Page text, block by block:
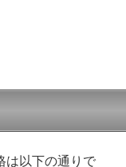
は以下の通りで